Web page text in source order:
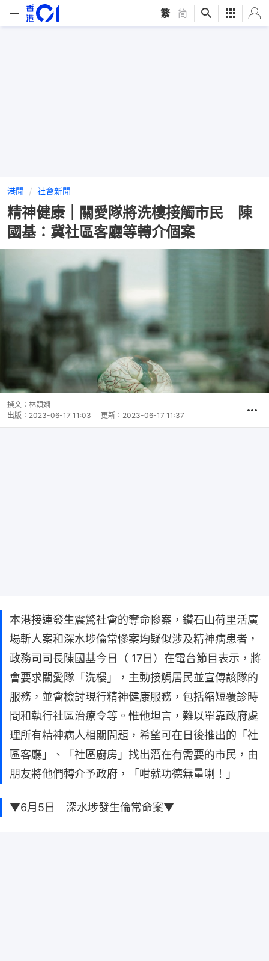
繁 简
港聞 社會新聞
精神健康｜關愛隊將洗樓接觸市民 陳
國基：冀社區客廳等轉介個案
撰文： 林穎嫺
出版： 2023-06-17 11:03 更新： 2023-06-17 11:37
本港接連發生震驚社會的奪命慘案，鑽石山荷里活廣
場斬人案和深水埗倫常慘案均疑似涉及精神病患者，
政務司司長陳國基今日（ 17日）在電台節目表示，將
會要求關愛隊「洗樓」，主動接觸居民並宣傳該隊的
服務，並會檢討現行精神健康服務，包括縮短覆診時
間和執行社區治療令等。惟他坦言，難以單靠政府處
理所有精神病人相關問題，希望可在日後推出的「社
區客廳」、「社區廚房」找出潛在有需要的市民，由
朋友將他們轉介予政府，「咁就功德無量喇！」
▼6月5日 深水埗發生倫常命案▼